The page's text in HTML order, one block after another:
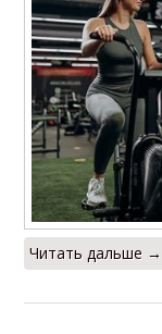
Читать дальше →